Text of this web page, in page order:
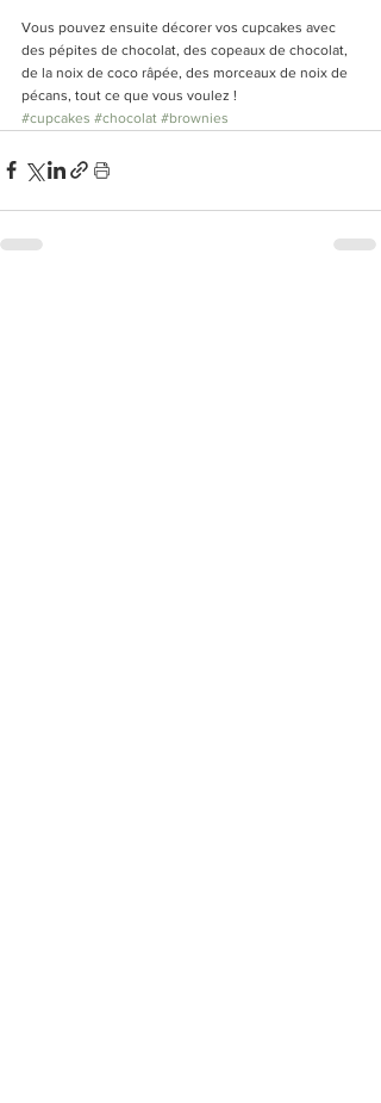
Vous pouvez ensuite décorer vos cupcakes avec
des pépites de chocolat, des copeaux de chocolat,
de la noix de coco râpée, des morceaux de noix de
pécans, tout ce que vous voulez !
#cupcakes #chocolat #brownies